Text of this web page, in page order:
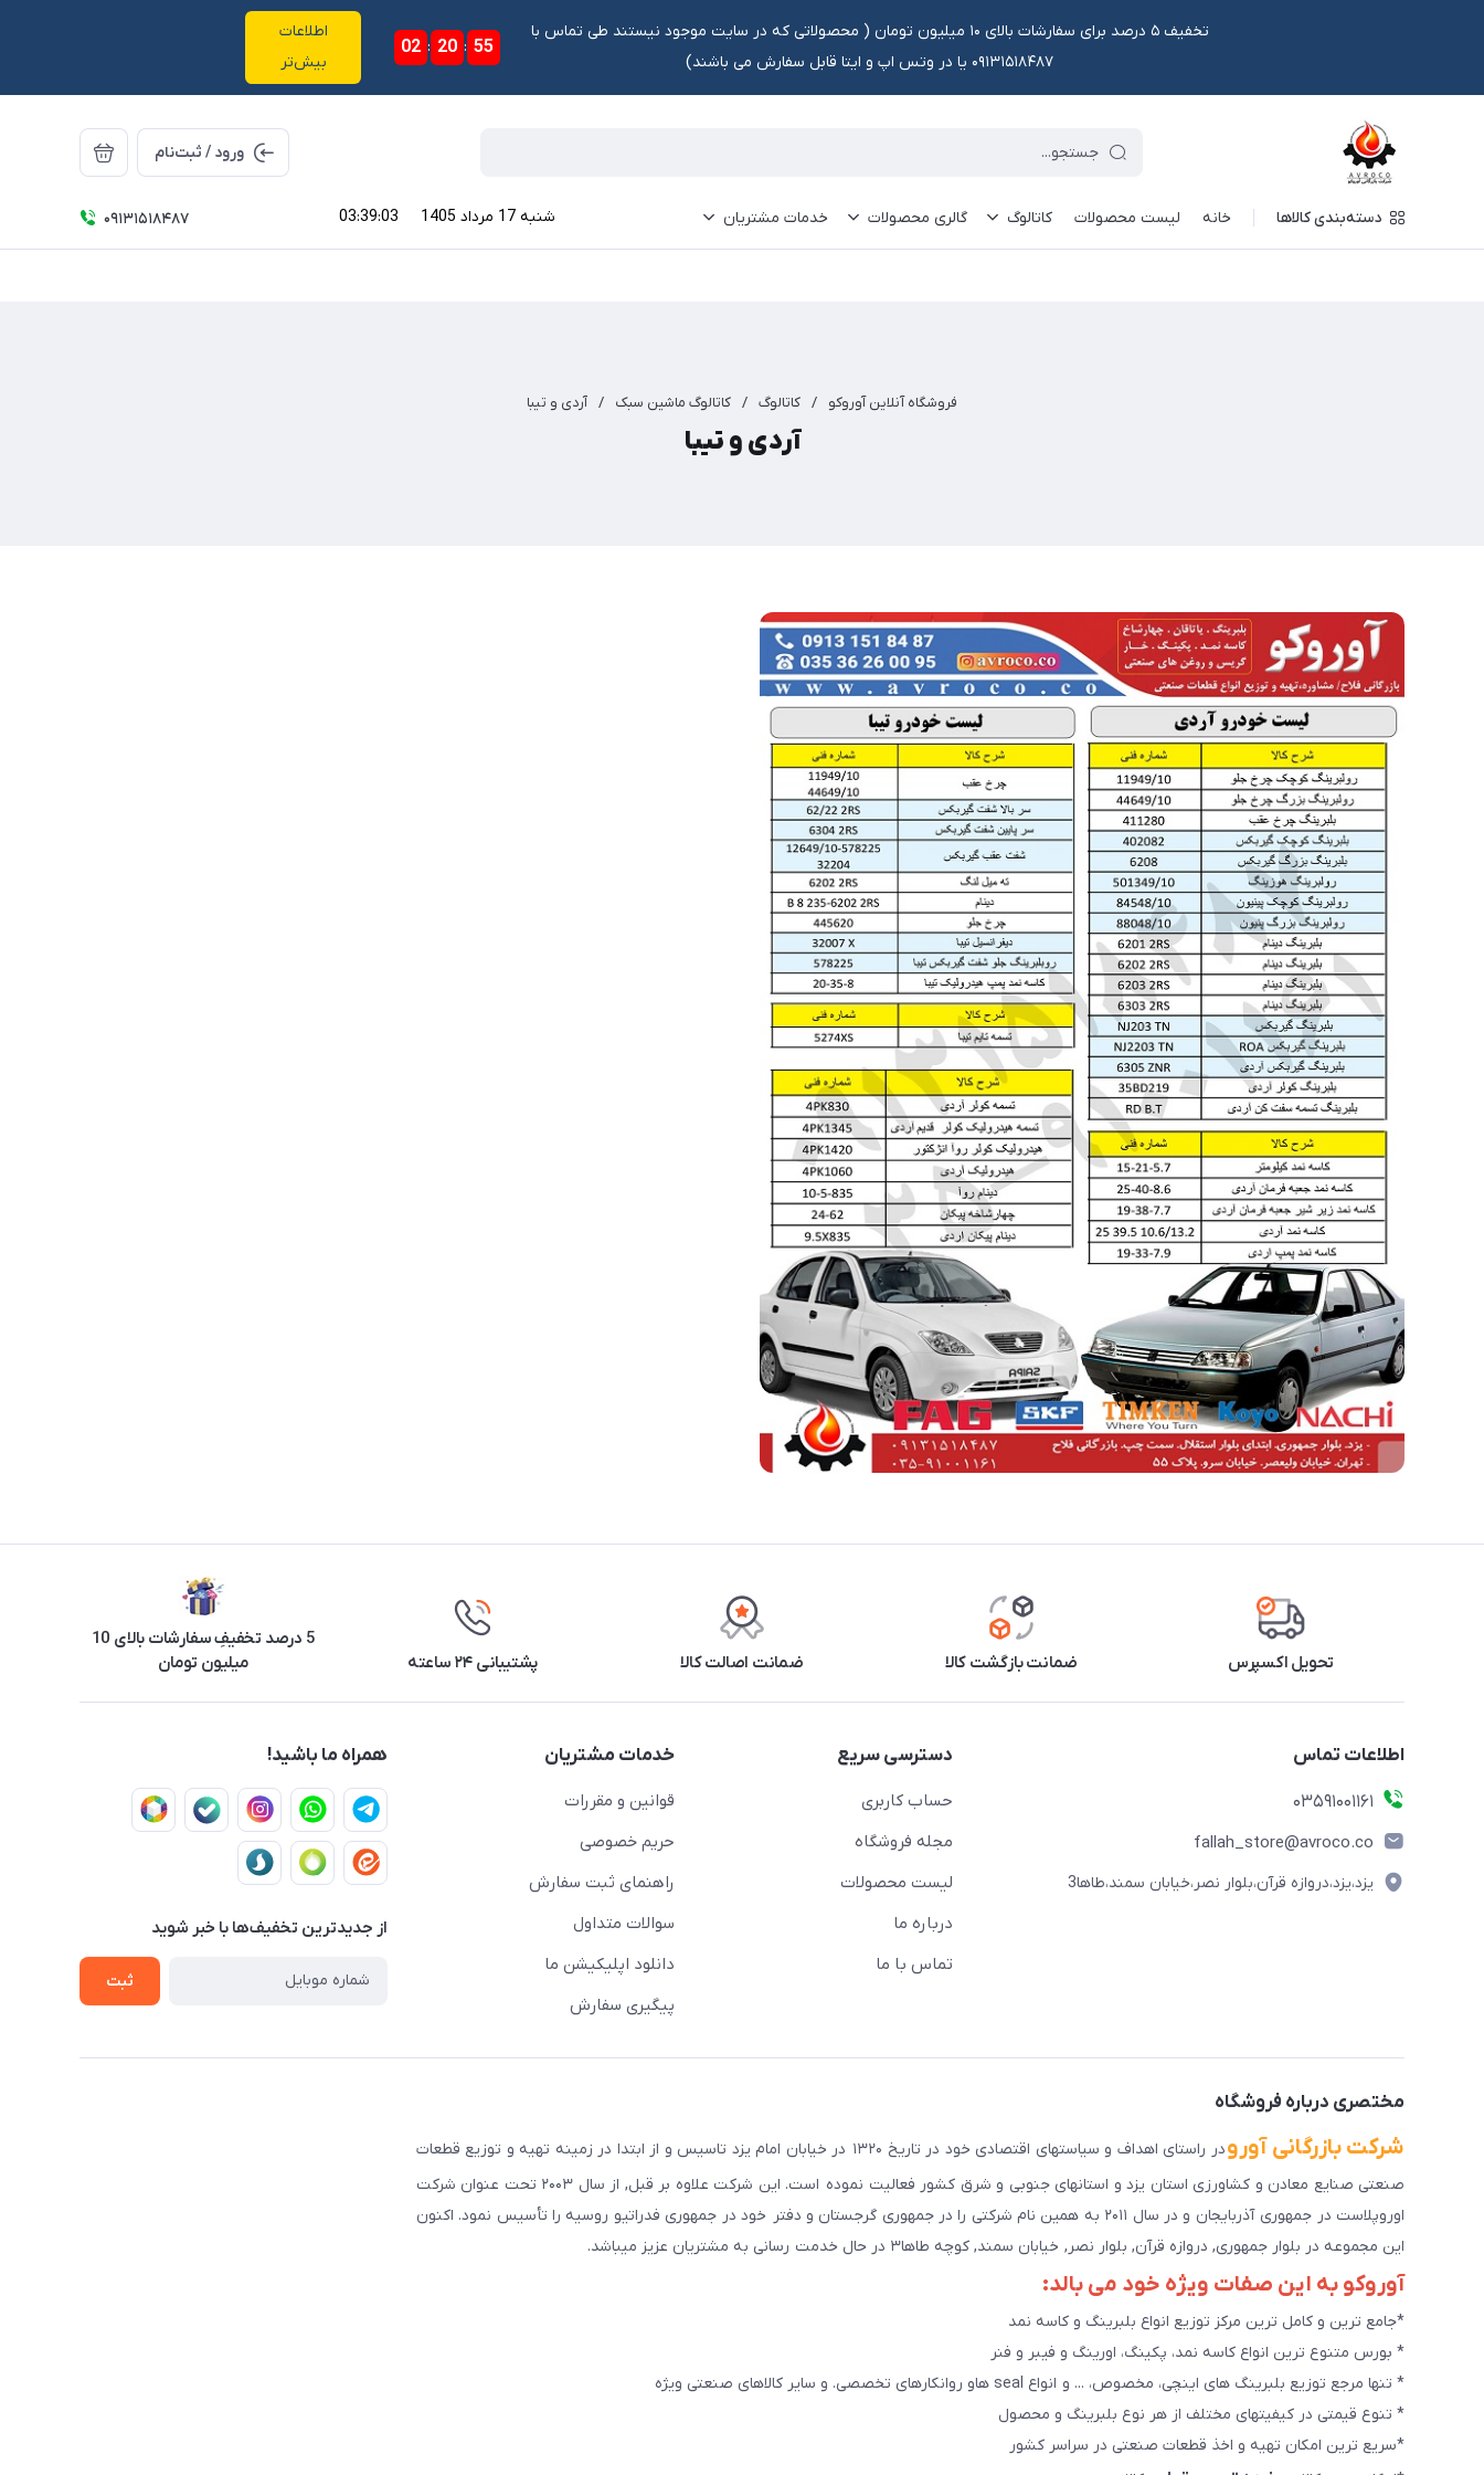
تخفیف ۵ درصد برای سفارشات بالای ۱۰ میلیون تومان ‌‌(‌‌ محصولاتی که در سایت موجود نیستند طی تماس با
۰۹۱۳۱۵۱۸۴۸۷ یا در وتس اپ و ایتا قابل سفارش می باشند)
02 : 20 : 55
اطلاعات
بیش‌تر
ورود / ثبت‌نام
دسته‌بندی کالاها خانه لیست محصولات کاتالوگ گالری محصولات خدمات مشتریان شنبه 17 مرداد 1405 03:39:04
09131518487
فروشگاه آنلاین آوروکو / کاتالوگ / کاتالوگ ماشین سبک / آردی و تیبا
آردی و تیبا
تحویل اکسپرس ضمانت بازگشت کالا ضمانت اصالت کالا پشتیبانی ۲۴ ساعته
5 درصد تخفیفِ سفارشات بالای 10
میلیون تومان
اطلاعات تماس
03591001161
fallah_store@avroco.co
یزد،یزد،دروازه قرآن،بلوار نصر،خیابان سمند،طاها3
دسترسی سریع
حساب کاربری
مجله فروشگاه
لیست محصولات
درباره ما
تماس با ما
خدمات مشتریان
قوانین و مقررات
حریم خصوصی
راهنمای ثبت سفارش
سوالات متداول
دانلود اپلیکیشن ما
پیگیری سفارش
همراه ما باشید!
از جدید‌ترین تخفیف‌ها با‌ خبر شوید
ثبت
مختصری درباره فروشگاه
شرکت بازرگانی آورو
در راستای اهداف و سیاستهای اقتصادی خود در تاریخ ۱۳۲۰ در خیابان امام یزد تاسیس و از ابتدا در زمینه تهیه و توزیع قطعات
صنعتی صنایع معادن و کشاورزی استان یزد و استانهای جنوبی و شرق کشور فعالیت نموده است. این شرکت علاوه بر قبل, از سال ۲۰۰۳ تحت عنوان شرکت
اوروپلاست در جمهوری آذربایجان و در سال ۲۰۱۱ به همین نام شرکتی را در جمهوری گرجستان و دفتر خود در جمهوری فدراتیو روسیه را تأسیس نمود. اکنون
این مجموعه در بلوار جمهوری, دروازه قرآن, بلوار نصر, خیابان سمند, کوچه طاها۳ در حال خدمت رسانی به مشتریان عزیز میباشد.
آوروکو به این صفات ویژه خود می بالد:
*جامع ترین و کامل ترین مرکز توزیع انواع بلبرینگ و کاسه نمد
* بورس متنوع ترین انواع کاسه نمد، پکینگ، اورینگ و فیبر و فنر
* تنها مرجع توزیع بلبرینگ های اینچی، مخصوص، ... و انواع seal هاو روانکارهای تخصصی. و سایر کالاهای صنعتی ويژه
* تنوع قیمتی در کیفیتهای مختلف از هر نوع بلبرینگ و محصول
*سریع ترین امکان تهیه و اخذ قطعات صنعتی در سراسر کشور